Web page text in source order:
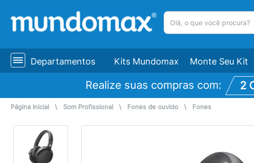
Departamentos Kits Mundomax Monte Seu Kit
Realize suas compras com: 2
Página Inicial \ Som Profissional \ Fones de ouvido \ Fones